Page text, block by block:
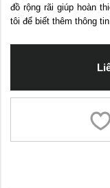
đồ rộng rãi giúp hoàn
tôi để biết thêm thông